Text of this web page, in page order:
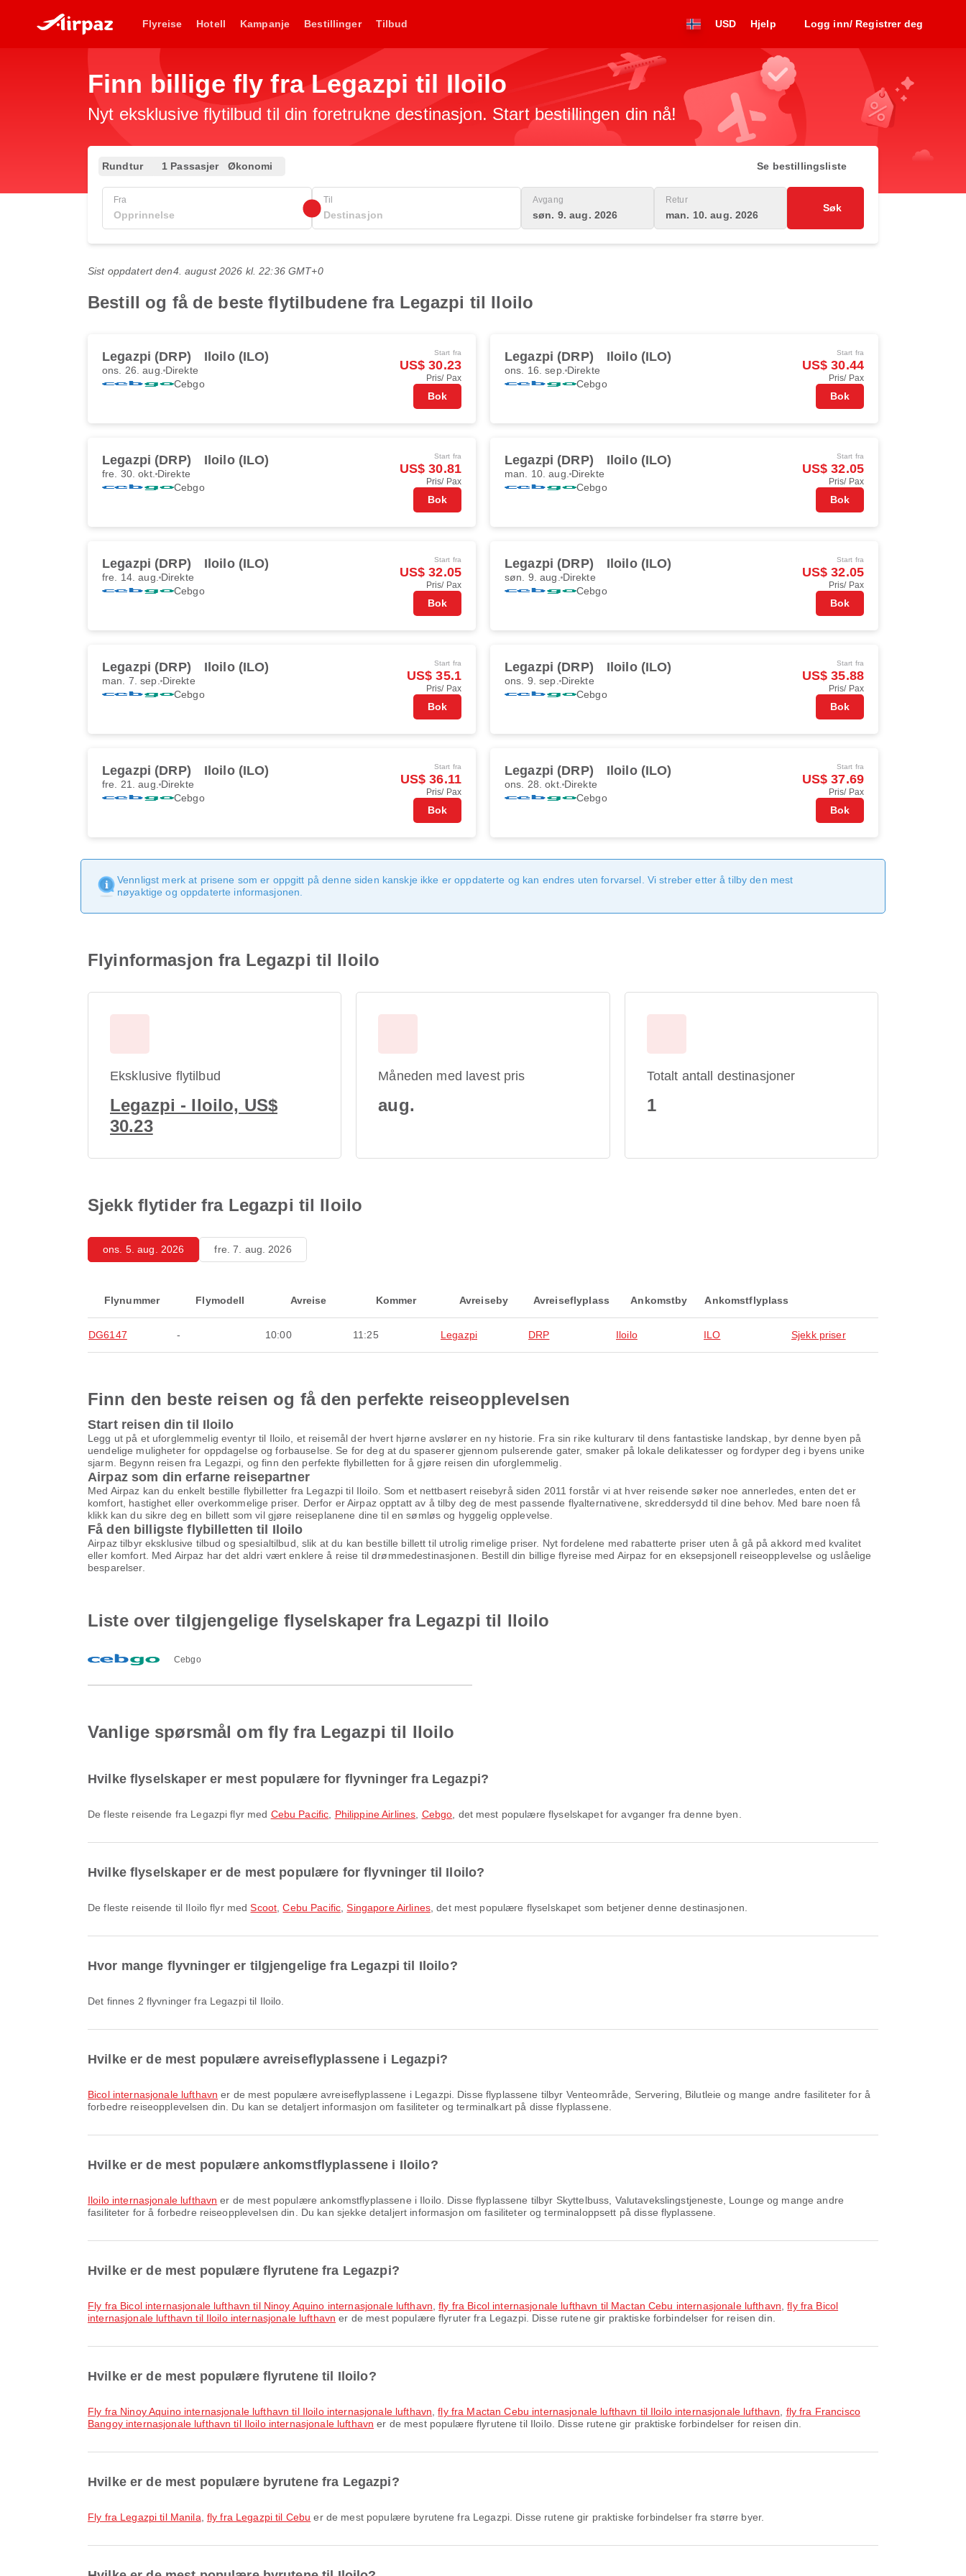
Flyreise Hotell Kampanje Bestillinger Tilbud USD Hjelp Logg inn/ Registrer deg
Finn billige fly fra Legazpi til Iloilo
Nyt eksklusive flytilbud til din foretrukne destinasjon. Start bestillingen din nå!
Rundtur 1 Passasjer Økonomi Se bestillingsliste
Fra Til Avgang
søn. 9. aug. 2026
Retur
man. 10. aug. 2026
Søk
Sist oppdatert den4. august 2026 kl. 22:36 GMT+0
Bestill og få de beste flytilbudene fra Legazpi til Iloilo
Legazpi (DRP) Iloilo (ILO)
ons. 26. aug. Direkte
Cebgo
Start fra
US$ 30.23
Pris/ Pax
Bok
Legazpi (DRP) Iloilo (ILO)
ons. 16. sep. Direkte
Cebgo
Start fra
US$ 30.44
Pris/ Pax
Bok
Legazpi (DRP) Iloilo (ILO)
fre. 30. okt. Direkte
Cebgo
Start fra
US$ 30.81
Pris/ Pax
Bok
Legazpi (DRP) Iloilo (ILO)
man. 10. aug. Direkte
Cebgo
Start fra
US$ 32.05
Pris/ Pax
Bok
Legazpi (DRP) Iloilo (ILO)
fre. 14. aug. Direkte
Cebgo
Start fra
US$ 32.05
Pris/ Pax
Bok
Legazpi (DRP) Iloilo (ILO)
søn. 9. aug. Direkte
Cebgo
Start fra
US$ 32.05
Pris/ Pax
Bok
Legazpi (DRP) Iloilo (ILO)
man. 7. sep. Direkte
Cebgo
Start fra
US$ 35.1
Pris/ Pax
Bok
Legazpi (DRP) Iloilo (ILO)
ons. 9. sep. Direkte
Cebgo
Start fra
US$ 35.88
Pris/ Pax
Bok
Legazpi (DRP) Iloilo (ILO)
fre. 21. aug. Direkte
Cebgo
Start fra
US$ 36.11
Pris/ Pax
Bok
Legazpi (DRP) Iloilo (ILO)
ons. 28. okt. Direkte
Cebgo
Start fra
US$ 37.69
Pris/ Pax
Bok
Vennligst merk at prisene som er oppgitt på denne siden kanskje ikke er oppdaterte og kan endres uten forvarsel. Vi streber etter å tilby den mest
nøyaktige og oppdaterte informasjonen.
Flyinformasjon fra Legazpi til Iloilo
Eksklusive flytilbud
Legazpi - Iloilo, US$
30.23
Måneden med lavest pris
aug.
Totalt antall destinasjoner
1
Sjekk flytider fra Legazpi til Iloilo
ons. 5. aug. 2026 fre. 7. aug. 2026
Flynummer Flymodell Avreise Kommer Avreiseby Avreiseflyplass Ankomstby Ankomstflyplass
DG6147 - 10:00 11:25 Legazpi DRP Iloilo ILO Sjekk priser
Finn den beste reisen og få den perfekte reiseopplevelsen
Start reisen din til Iloilo
Legg ut på et uforglemmelig eventyr til Iloilo, et reisemål der hvert hjørne avslører en ny historie. Fra sin rike kulturarv til dens fantastiske landskap, byr denne byen på
uendelige muligheter for oppdagelse og forbauselse. Se for deg at du spaserer gjennom pulserende gater, smaker på lokale delikatesser og fordyper deg i byens unike
sjarm. Begynn reisen fra Legazpi, og finn den perfekte flybilletten for å gjøre reisen din uforglemmelig.
Airpaz som din erfarne reisepartner
Med Airpaz kan du enkelt bestille flybilletter fra Legazpi til Iloilo. Som et nettbasert reisebyrå siden 2011 forstår vi at hver reisende søker noe annerledes, enten det er
komfort, hastighet eller overkommelige priser. Derfor er Airpaz opptatt av å tilby deg de mest passende flyalternativene, skreddersydd til dine behov. Med bare noen få
klikk kan du sikre deg en billett som vil gjøre reiseplanene dine til en sømløs og hyggelig opplevelse.
Få den billigste flybilletten til Iloilo
Airpaz tilbyr eksklusive tilbud og spesialtilbud, slik at du kan bestille billett til utrolig rimelige priser. Nyt fordelene med rabatterte priser uten å gå på akkord med kvalitet
eller komfort. Med Airpaz har det aldri vært enklere å reise til drømmedestinasjonen. Bestill din billige flyreise med Airpaz for en eksepsjonell reiseopplevelse og uslåelige
besparelser.
Liste over tilgjengelige flyselskaper fra Legazpi til Iloilo
Cebgo
Vanlige spørsmål om fly fra Legazpi til Iloilo
Hvilke flyselskaper er mest populære for flyvninger fra Legazpi?
De fleste reisende fra Legazpi flyr med Cebu Pacific Philippine Airlines Cebgo , det mest populære flyselskapet for avganger fra denne byen.
Hvilke flyselskaper er de mest populære for flyvninger til Iloilo?
De fleste reisende til Iloilo flyr medScoot ,Cebu Pacific ,Singapore Airlines, det mest populære flyselskapet som betjener denne destinasjonen.
Hvor mange flyvninger er tilgjengelige fra Legazpi til Iloilo?
Det finnes 2 flyvninger fra Legazpi til Iloilo.
Hvilke er de mest populære avreiseflyplassene i Legazpi?
Bicol internasjonale lufthavn er de mest populære avreiseflyplassene i Legazpi. Disse flyplassene tilbyr Venteområde, Servering, Bilutleie og mange andre fasiliteter for å
forbedre reiseopplevelsen din. Du kan se detaljert informasjon om fasiliteter og terminalkart på disse flyplassene.
Hvilke er de mest populære ankomstflyplassene i Iloilo?
Iloilo internasjonale lufthavn er de mest populære ankomstflyplassene i Iloilo. Disse flyplassene tilbyr Skyttelbuss, Valutavekslingstjeneste, Lounge og mange andre
fasiliteter for å forbedre reiseopplevelsen din. Du kan sjekke detaljert informasjon om fasiliteter og terminaloppsett på disse flyplassene.
Hvilke er de mest populære flyrutene fra Legazpi?
fly fra Bicol internasjonale lufthavn til Ninoy Aquino internasjonale lufthavn ,fly fra Bicol internasjonale lufthavn til Mactan Cebu internasjonale lufthavn ,fly fra Bicol
internasjonale lufthavn til Iloilo internasjonale lufthavn er de mest populære flyruter fra Legazpi. Disse rutene gir praktiske forbindelser for reisen din.
Hvilke er de mest populære flyrutene til Iloilo?
fly fra Ninoy Aquino internasjonale lufthavn til Iloilo internasjonale lufthavn ,fly fra Mactan Cebu internasjonale lufthavn til Iloilo internasjonale lufthavn
fly fra Francisco
Bangoy internasjonale lufthavn til Iloilo internasjonale lufthavn er de mest populære flyrutene til Iloilo. Disse rutene gir praktiske forbindelser for reisen din.
Hvilke er de mest populære byrutene fra Legazpi?
fly fra Legazpi til Manila fly fra Legazpi til Cebu er de mest populære byrutene fra Legazpi. Disse rutene gir praktiske forbindelser fra større byer.